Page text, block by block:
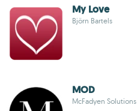
My Love
Björn Bartels
MOD
McFadyen Solutions